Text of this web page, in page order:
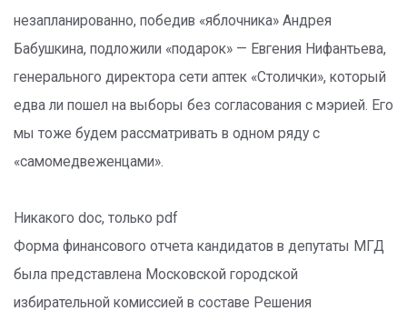
незапланированно, победив «яблочника» Андрея
Бабушкина, подложили «подарок» — Евгения Нифантьева,
генерального директора сети аптек «Столички», который
едва ли пошел на выборы без согласования с мэрией. Его
мы тоже будем рассматривать в одном ряду с
«самомедвеженцами».
Никакого doc, только pdf
Форма финансового отчета кандидатов в депутаты МГД
была представлена Московской городской
избирательной комиссией в составе Решения